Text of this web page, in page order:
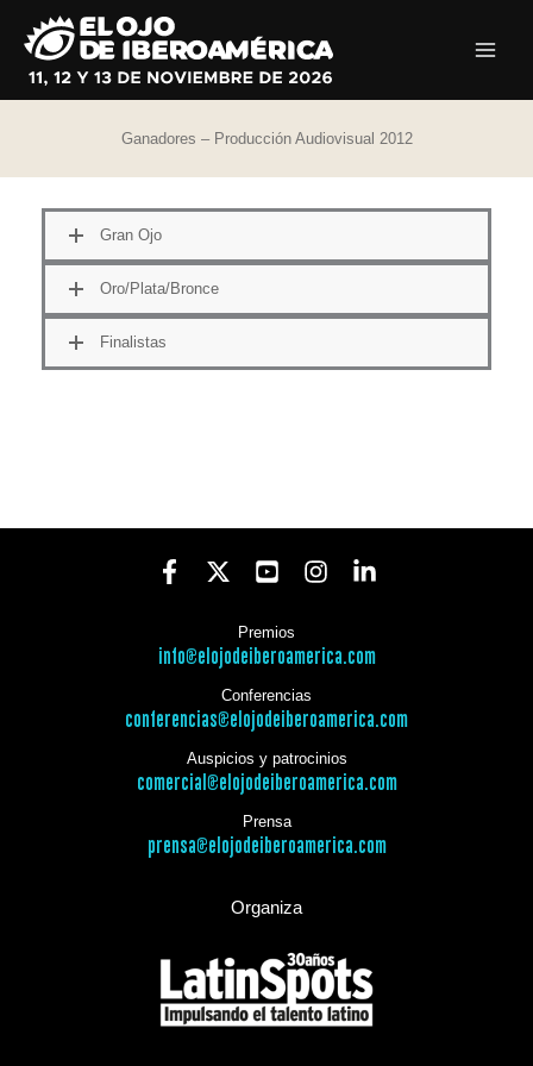
contenido
Ganadores – Producción Audiovisual 2012
Gran Ojo
Oro/Plata/Bronce
Finalistas
Premios
info@elojodeiberoamerica.com
Conferencias
conferencias@elojodeiberoamerica.com
Auspicios y patrocinios
comercial@elojodeiberoamerica.com
Prensa
prensa@elojodeiberoamerica.com
Organiza